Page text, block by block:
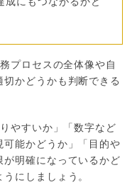
プロセスの全体像や自
かどうかも判断できる
やすいか」「数字など
能かどうか」「目的や
明確になっているかど
にしましょう。